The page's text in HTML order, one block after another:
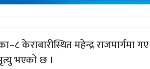
केराबारीस्थित महेन्द्र राजमार्गमा
भएको छ ।